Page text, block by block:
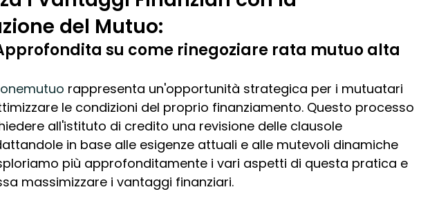
del Mutuo:
su come rinegoziare rata mutuo alta
rappresenta un'opportunità strategica per i mutuatari
le condizioni del proprio finanziamento. Questo processo
all'istituto di credito una revisione delle clausole
in base alle esigenze attuali e alle mutevoli dinamiche
più approfonditamente i vari aspetti di questa pratica e
massimizzare i vantaggi finanziari.